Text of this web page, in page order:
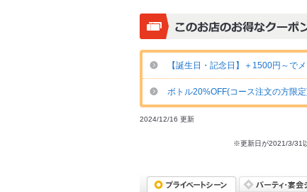
【誕生日・記念日】＋1500円～で
ボトル20%OFF(コース注文の方限
2024/12/16 更新
※更新日が2021/3/31